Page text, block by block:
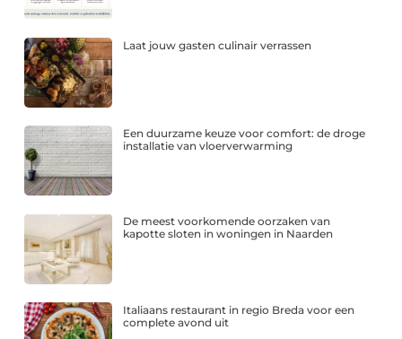
Laat jouw gasten culinair verrassen
Een duurzame keuze voor comfort: de droge
installatie van vloerverwarming
De meest voorkomende oorzaken van
kapotte sloten in woningen in Naarden
Italiaans restaurant in regio Breda voor een
complete avond uit